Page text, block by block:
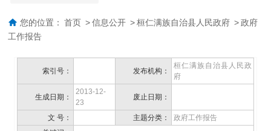
您的位置： 首页 > 信息公开 > 桓仁满族自治县人民政府 > 政府
工作报告
索引号： 发布机构：
桓仁满族自治县人民政
府
生成日期：
2013-12-
23
废止日期：
文 号： 主题分类：
政府工作报告